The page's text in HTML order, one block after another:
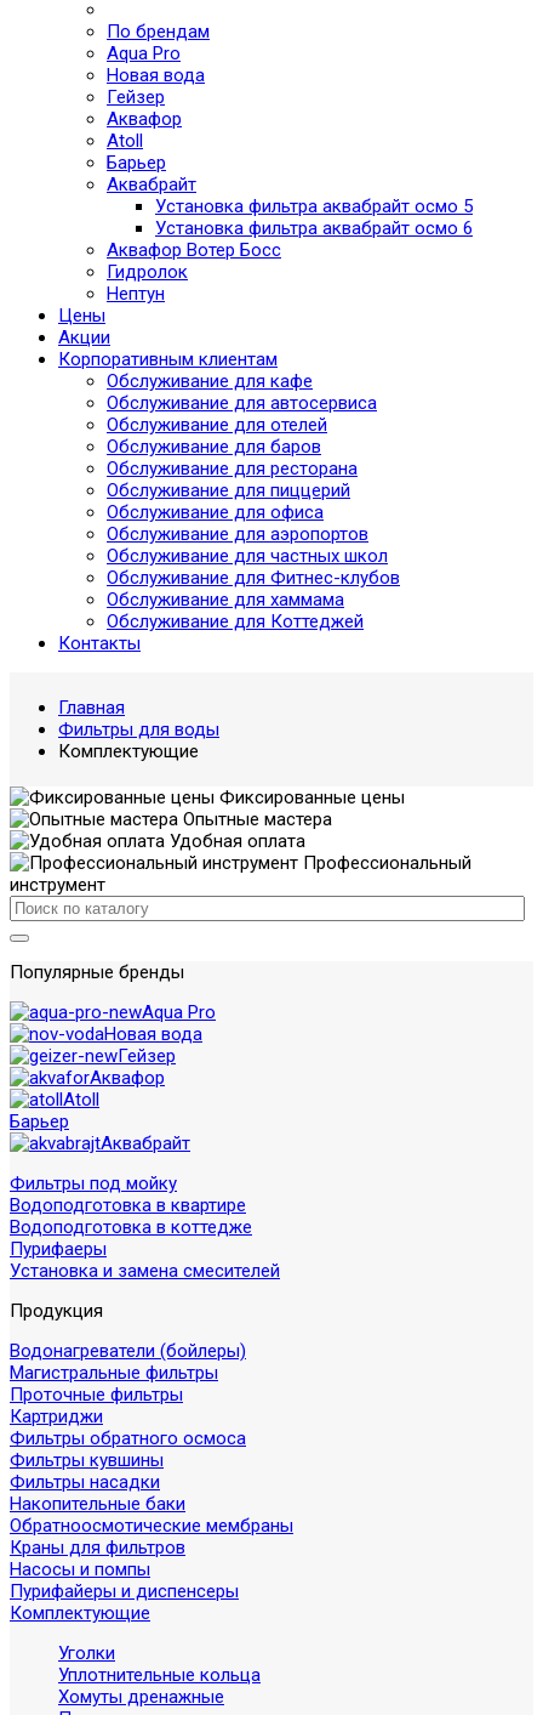
По брендам
Aqua Pro
Новая вода
Гейзер
Аквафор
Atoll
Барьер
Аквабрайт
Установка фильтра аквабрайт осмо 5
Установка фильтра аквабрайт осмо 6
Аквафор Вотер Босс
Гидролок
Нептун
Цены
Акции
Корпоративным клиентам
Обслуживание для кафе
Обслуживание для автосервиса
Обслуживание для отелей
Обслуживание для баров
Обслуживание для ресторана
Обслуживание для пиццерий
Обслуживание для офиса
Обслуживание для аэропортов
Обслуживание для частных школ
Обслуживание для Фитнес-клубов
Обслуживание для хаммама
Обслуживание для Коттеджей
Контакты
Главная
Фильтры для воды
Комплектующие
Фиксированные цены
Опытные мастера
Удобная оплата
Профессиональный
инструмент
Популярные бренды
Aqua Pro
Новая вода
Гейзер
Аквафор
Atoll
Барьер
Аквабрайт
Фильтры под мойку
Водоподготовка в квартире
Водоподготовка в коттедже
Пурифаеры
Установка и замена смесителей
Продукция
Водонагреватели (бойлеры)
Магистральные фильтры
Проточные фильтры
Картриджи
Фильтры обратного осмоса
Фильтры кувшины
Фильтры насадки
Накопительные баки
Обратноосмотические мембраны
Краны для фильтров
Насосы и помпы
Пурифайеры и диспенсеры
Комплектующие
Уголки
Уплотнительные кольца
Хомуты дренажные